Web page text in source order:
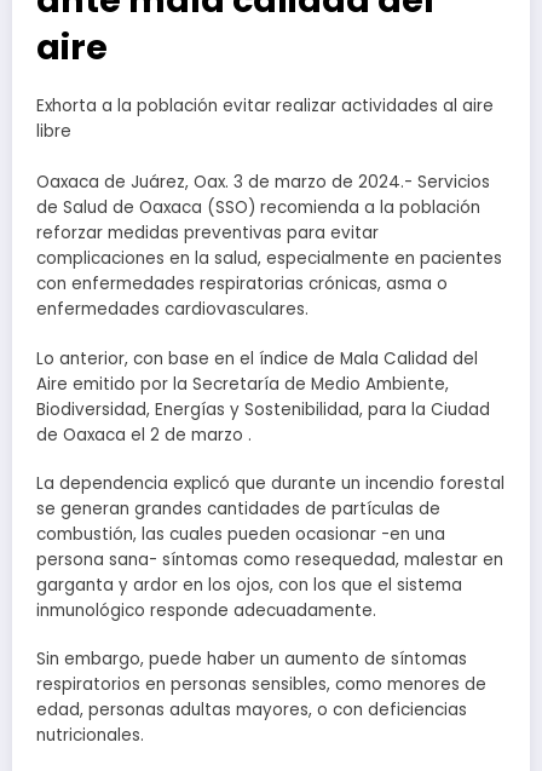
aire
Exhorta a la población evitar realizar actividades al aire
libre
Oaxaca de Juárez, Oax. 3 de marzo de 2024.- Servicios
de Salud de Oaxaca (SSO) recomienda a la población
reforzar medidas preventivas para evitar
complicaciones en la salud, especialmente en pacientes
con enfermedades respiratorias crónicas, asma o
enfermedades cardiovasculares.
Lo anterior, con base en el índice de Mala Calidad del
Aire emitido por la Secretaría de Medio Ambiente,
Biodiversidad, Energías y Sostenibilidad, para la Ciudad
de Oaxaca el 2 de marzo .
La dependencia explicó que durante un incendio forestal
se generan grandes cantidades de partículas de
combustión, las cuales pueden ocasionar -en una
persona sana- síntomas como resequedad, malestar en
garganta y ardor en los ojos, con los que el sistema
inmunológico responde adecuadamente.
Sin embargo, puede haber un aumento de síntomas
respiratorios en personas sensibles, como menores de
edad, personas adultas mayores, o con deficiencias
nutricionales.